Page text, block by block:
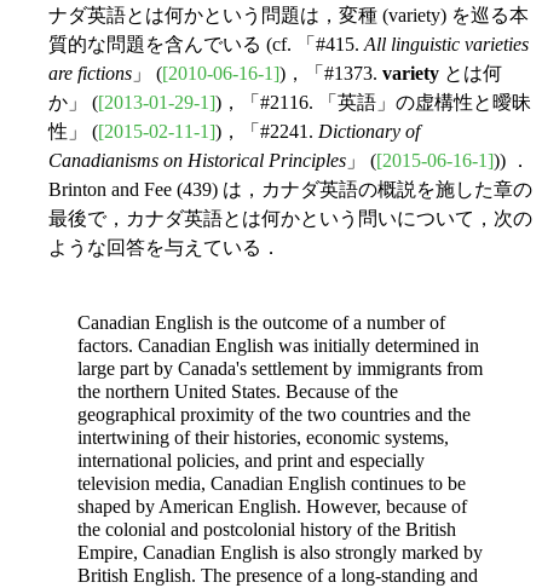
ナダ英語とは何かという問題は，変種 (variety) を巡る本
質的な問題を含んでいる (cf. 「#415. All linguistic varieties
are fictions 」 ([2010-06-16-1])，「#1373. variety とは何
か」 ([2013-01-29-1])，「#2116. 「英語」の虚構性と曖昧
性」 ([2015-02-11-1])，「#2241. Dictionary of
Canadianisms on Historical Principles 」 ([2015-06-16-1])) ．
Brinton and Fee (439) は，カナダ英語の概説を施した章の
最後で，カナダ英語とは何かという問いについて，次の
ような回答を与えている．
Canadian English is the outcome of a number of
factors. Canadian English was initially determined in
large part by Canada's settlement by immigrants from
the northern United States. Because of the
geographical proximity of the two countries and the
intertwining of their histories, economic systems,
international policies, and print and especially
television media, Canadian English continues to be
shaped by American English. However, because of
the colonial and postcolonial history of the British
Empire, Canadian English is also strongly marked by
British English. The presence of a long-standing and